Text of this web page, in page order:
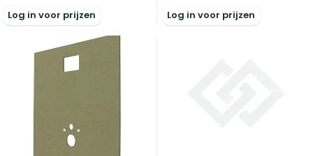
Log in voor prijzen Log in voor prijzen